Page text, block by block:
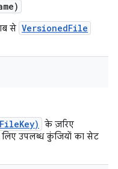
से VersionedFile
के ज़रिए
उपलब्ध कुंजियों का सेट